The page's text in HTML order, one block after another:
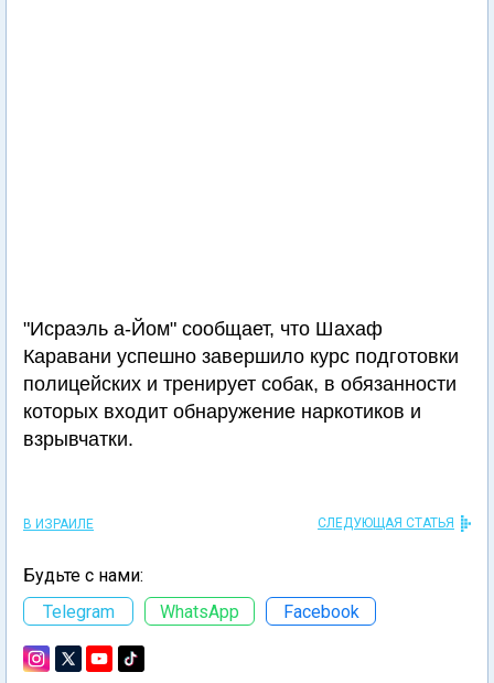
"Исраэль а-Йом" сообщает, что Шахаф
Каравани успешно завершило курс подготовки
полицейских и тренирует собак, в обязанности
которых входит обнаружение наркотиков и
взрывчатки.
В ИЗРАИЛЕ СЛЕДУЮЩАЯ СТАТЬЯ
Будьте с нами:
Telegram
WhatsApp Facebook